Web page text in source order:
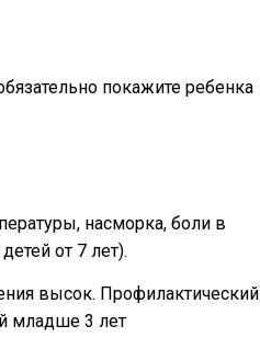
покажите ребенка
насморка, боли в
от 7 лет).
высок. Профилактический
младше 3 лет